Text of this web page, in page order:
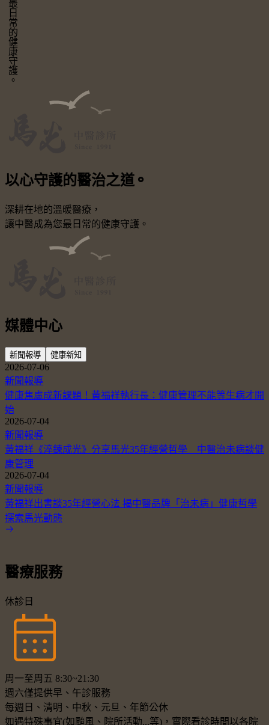
以心守護的醫治之道 ⚬
深耕在地的溫暖醫療，
讓中醫成為您最日常的健康守護。
媒體中心
新聞報導 健康新知
2026-07-06
新聞報導
健康焦慮成新課題！黃福祥執行長：健康管理不能等生病才開
始
2026-07-04
新聞報導
黃福祥《淬鍊成光》分享馬光35年經營哲學 中醫治未病談健
康管理
2026-07-04
新聞報導
黃福祥出書談35年經營心法 揭中醫品牌「治未病」健康哲學
探索馬光動態
醫療服務
休診日
周一至周五 8:30~21:30
週六僅提供早、午診服務
每週日、清明、中秋、元旦、年節公休
如遇特殊事宜(如颱風、院所活動...等)，實際看診時間以各院